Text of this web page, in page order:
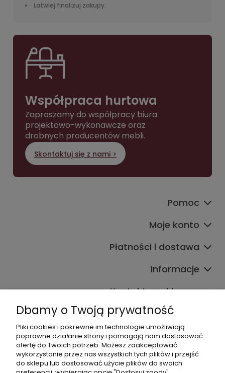
Łatwiej finalizuj zakupy.
Współpraca hurtowa
Zapraszamy do współpracy biura
projektowo-wykonawcze oraz
drobnych producentów mebli.
Skontaktuj się z nami >
Pomoc
Moje konto
Płatności i dostawa
Informacje
Kontakt ze sklepem
Dane kontaktowe
603377506
sklep@komfort-biuro.pl
Dbamy o Twoją prywatność
Pliki cookies i pokrewne im technologie umożliwiają
poprawne działanie strony i pomagają nam dostosować
ofertę do Twoich potrzeb. Możesz zaakceptować
wykorzystanie przez nas wszystkich tych plików i przejść
do sklepu lub dostosować użycie plików do swoich